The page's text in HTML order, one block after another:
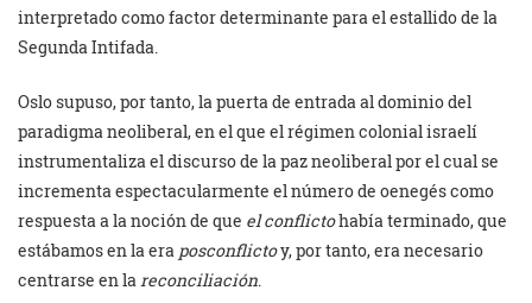
interpretado como factor determinante para el estallido de la
Segunda Intifada.
Oslo supuso, por tanto, la puerta de entrada al dominio del
paradigma neoliberal, en el que el régimen colonial israelí
instrumentaliza el discurso de la paz neoliberal por el cual se
incrementa espectacularmente el número de oenegés como
respuesta a la noción de que el conflictohabía terminado, que
estábamos en la era posconflictoy, por tanto, era necesario
centrarse en la reconciliación